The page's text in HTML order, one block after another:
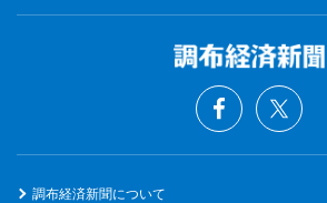
調布経済新聞について